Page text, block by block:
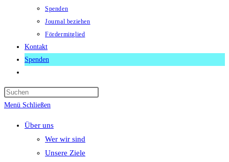
Spenden
Journal beziehen
Fördermitglied
Kontakt
Spenden
umschalten
Menü Schließen
Über uns
Wer wir sind
Unsere Ziele